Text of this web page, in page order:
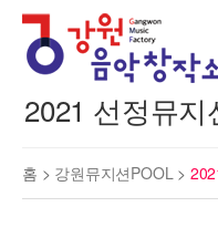
2021 선정뮤지
홈 > 강원뮤지션POOL >